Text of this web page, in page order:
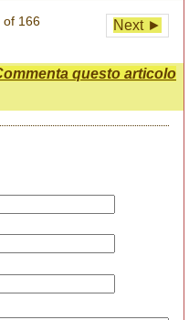
Next ►
of 166
questo articolo